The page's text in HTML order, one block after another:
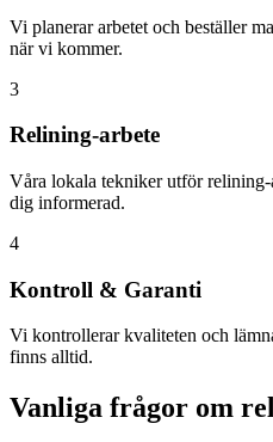
Vi planerar arbetet och beställer
när vi kommer.
3
Relining-arbete
Våra lokala tekniker utför
dig informerad.
4
Kontroll & Garanti
Vi kontrollerar kvaliteten och
finns alltid.
Vanliga frågor om